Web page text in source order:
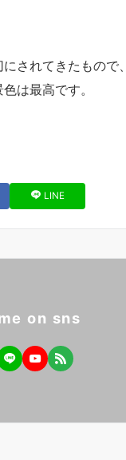
されてきたもので
は最高です。
LINE
on sns